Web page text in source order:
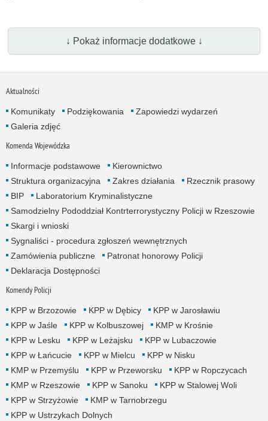
↓ Pokaż informacje dodatkowe ↓
Aktualności
Komunikaty Podziękowania
Zapowiedzi wydarzeń
Galeria zdjęć
Komenda Wojewódzka
Informacje podstawowe
Kierownictwo
Struktura organizacyjna
Zakres działania
Rzecznik prasowy
BIP
Laboratorium Kryminalistyczne
Samodzielny Pododdział Kontrterrorystyczny Policji w Rzeszowie
Skargi i wnioski
Sygnaliści - procedura zgłoszeń wewnętrznych
Zamówienia publiczne
Patronat honorowy Policji
Deklaracja Dostępności
Komendy Policji
KPP w Brzozowie KPP w Dębicy
KPP w Jarosławiu
KPP w Jaśle
KPP w Kolbuszowej
KMP w Krośnie
KPP w Lesku
KPP w Leżajsku
KPP w Lubaczowie
KPP w Łańcucie
KPP w Mielcu
KPP w Nisku
KMP w Przemyślu
KPP w Przeworsku
KPP w Ropczycach
KMP w Rzeszowie
KPP w Sanoku
KPP w Stalowej Woli
KPP w Strzyżowie
KMP w Tarnobrzegu
KPP w Ustrzykach Dolnych